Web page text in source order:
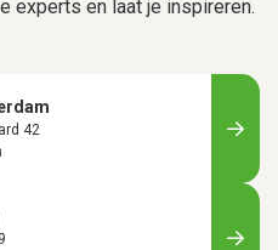
experts en laat je inspireren.
42